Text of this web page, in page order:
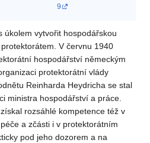
9
úkolem vytvořit hospodářskou
V červnu 1940
hospodářství německým
protektorátní vlády
Reinharda Heydricha se stal
ministra hospodářství a práce.
rozsáhlé kompetence též v
a zčásti i v protektorátním
pod jeho dozorem a na